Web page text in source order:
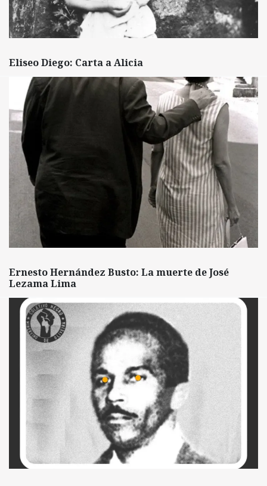
Eliseo Diego: Carta a Alicia
Ernesto Hernández Busto: La muerte de José
Lezama Lima